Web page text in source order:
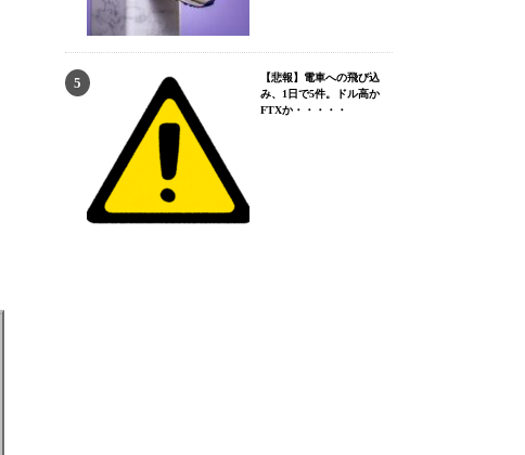
【悲報】電車への飛び込
み、1日で5件。ドル高か
FTXか・・・・・